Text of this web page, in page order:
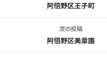
阿倍野区王子町
次の投稿
阿倍野区美章園